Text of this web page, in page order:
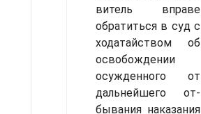
витель вправе
обратиться в суд с
ходатайством об
освобождении
осужденного от
дальнейшего от­
бывания наказания